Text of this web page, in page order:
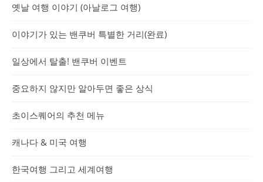
옛날 여행 이야기 (아날로그 여행)
이야기가 있는 밴쿠버 특별한 거리(완료)
일상에서 탈출! 밴쿠버 이벤트
중요하지 않지만 알아두면 좋은 상식
초이스퀘어의 추천 메뉴
캐나다 & 미국 여행
한국여행 그리고 세계여행